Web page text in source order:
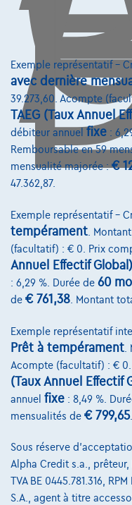
Honda CR-VLEDER
01/2023
€30.950
Dès€593,89/moiset
€8.331,39
Découvrez l’exemple chiffré
3600 Genk,Diacar
Comparer
Exemple représentatif –
avec dernière
39.273,60. Acompte
TAEG (Taux Annuel
débiteur annuel fixe :
Remboursable en 59
mensualité majorée :€
47.362,87.
Exemple représentatif –
tempérament .
(facultatif) : € 0. Prix
Annuel Effectif Global)
: 6,29 %. Durée de 60
de € 761,38 . Montant
Exemple représentatif
Prêt à tempérament
Acompte (facultatif) : € 0.
(Taux Annuel Effectif
annuel fixe : 8,49 %.
mensualités de € 799,65
Sous réserve
Alpha Credit s.a.,
TVA BE 0445.781.316,
S.A., agent à titre